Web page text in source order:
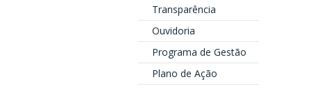
Transparência
Ouvidoria
Programa de Gestão
Plano de Ação